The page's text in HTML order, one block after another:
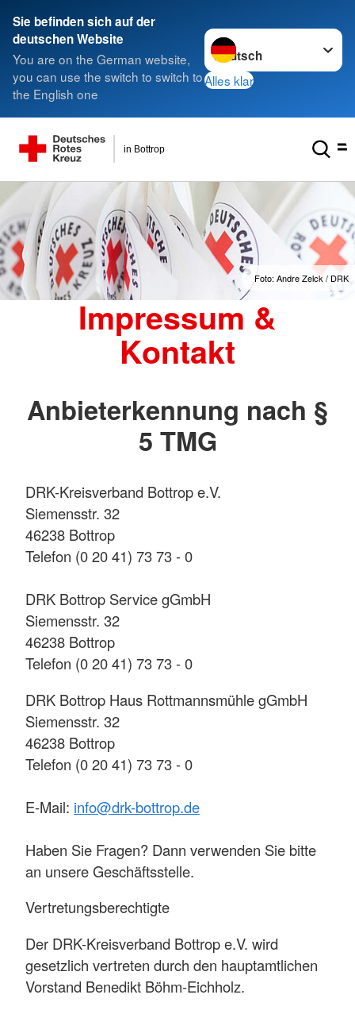
Sie befinden sich auf der
deutschen Website
You are on the German website,
you can use the switch to switch to
the English one
Sprache wechseln zu
Alles klar
in Bottrop
Foto: Andre Zelck / DRK
Impressum &
Kontakt
Anbieterkennung nach §
5 TMG
DRK-Kreisverband Bottrop e.V.
Siemensstr. 32
46238 Bottrop
Telefon (0 20 41) 73 73 - 0
DRK Bottrop Service gGmbH
Siemensstr. 32
46238 Bottrop
Telefon (0 20 41) 73 73 - 0
DRK Bottrop Haus Rottmannsmühle gGmbH
Siemensstr. 32
46238 Bottrop
Telefon (0 20 41) 73 73 - 0
E-Mail: info@drk-bottrop.de
Haben Sie Fragen? Dann verwenden Sie bitte
an unsere Geschäftsstelle.
Vertretungsberechtigte
Der DRK-Kreisverband Bottrop e.V. wird
gesetzlich vertreten durch den hauptamtlichen
Vorstand Benedikt Böhm-Eichholz.